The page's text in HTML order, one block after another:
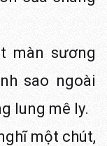
màn sương
sao ngoài
lung mê ly.
một chút,